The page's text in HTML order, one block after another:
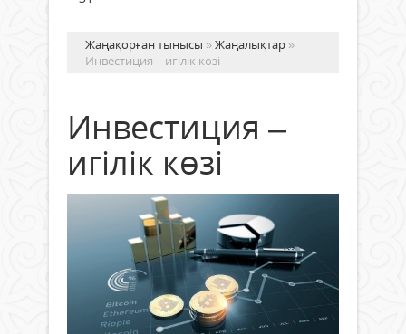
Жаңақорған тынысы »Жаңалықтар »
Инвестиция – игілік көзі
Инвестиция –
игілік көзі